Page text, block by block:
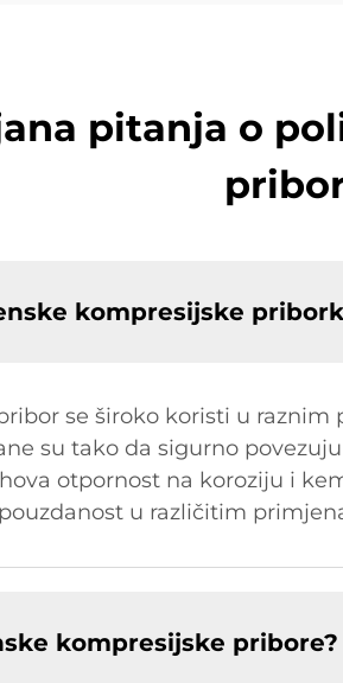
pitanja o
kompresijske
se široko koristi u
su tako da sigurno
otpornost na koroziju i
u različitim
kompresijske pribore?